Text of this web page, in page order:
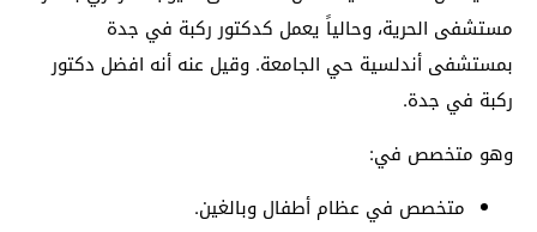
مستشفى الحرية، وحالياً يعمل كدكتور ركبة في جدة
بمستشفى أندلسية حي الجامعة. وقيل عنه أنه افضل دكتور
ركبة في جدة.
وهو متخصص في:
متخصص في عظام أطفال وبالغين.